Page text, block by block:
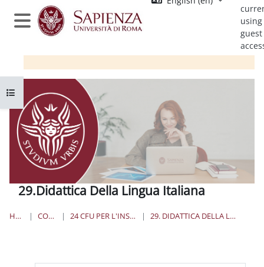
Skip to main content
Side panel
using
guest
29.Didattica Della Lingua Italiana
HOME COURSES 24 CFU PER L'INSEGNAMENTO 29. DIDATTICA DELLA LINGUA ITALIANA
Open course index